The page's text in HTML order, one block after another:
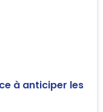
à anticiper les